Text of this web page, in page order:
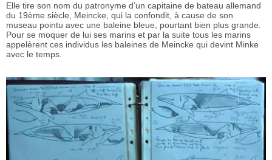
Elle tire son nom du patronyme d’un capitaine de bateau allemand
du 19ème siècle, Meincke, qui la confondit, à cause de son
museau pointu avec une baleine bleue, pourtant bien plus grande.
Pour se moquer de lui ses marins et par la suite tous les marins
appelèrent ces individus les baleines de Meincke qui devint Minke
avec le temps.